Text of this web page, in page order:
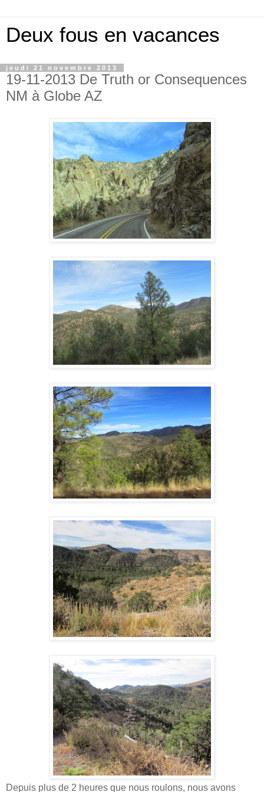
Deux fous en vacances
jeudi 21 novembre 2013
19-11-2013 De Truth or Consequences
NM à Globe AZ
Depuis plus de 2 heures que nous roulons, nous avons